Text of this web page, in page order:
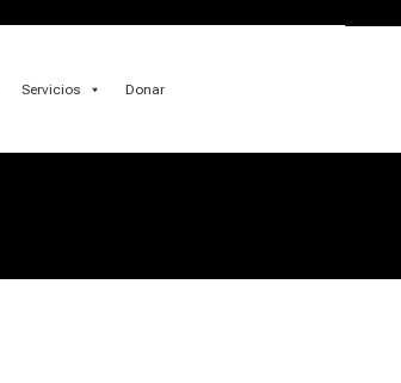
Servicios Donar